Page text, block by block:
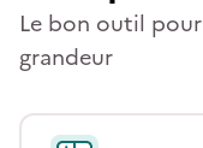
Le bon outil
grandeur